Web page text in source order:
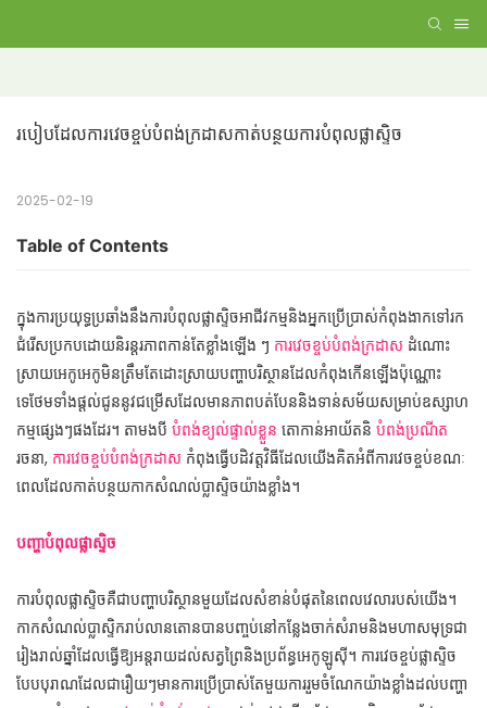
របៀបដែលការវេចខ្ចប់បំពង់ក្រដាសកាត់បន្ថយការបំពុលផ្លាស្ទិច
2025-02-19
Table of Contents
ក្នុងការប្រយុទ្ធប្រឆាំងនឹងការបំពុលផ្លាស្ទិចអាជីវកម្មនិងអ្នកប្រើប្រាស់កំពុងងាកទៅរក
ជំរើសប្រកបដោយនិរន្តរភាពកាន់តែខ្លាំងឡើង ៗ ការវេចខ្ចប់បំពង់ក្រដាស ដំណោះ
ស្រាយអេកូអេកូមិនត្រឹមតែដោះស្រាយបញ្ហាបរិស្ថានដែលកំពុងកើនឡើងប៉ុណ្ណោះ
ទេថែមទាំងផ្តល់ជូននូវជម្រើសដែលមានភាពបត់បែននិងទាន់សម័យសម្រាប់ឧស្សាហ
កម្មផ្សេងៗផងដែរ។ តាមងបី បំពង់ខ្យល់ផ្ទាល់ខ្លួន តោកាន់អាយ័តនិ បំពង់ប្រណីត
រចនា, ការវេចខ្ចប់បំពង់ក្រដាស កំពុងធ្វើបដិវត្តវិធីដែលយើងគិតអំពីការវេចខ្ចប់ខណៈ
ពេលដែលកាត់បន្ថយកាកសំណល់ប្លាស្ទិចយ៉ាងខ្លាំង។
បញ្ហាបំពុលផ្លាស្ទិច
ការបំពុលផ្លាស្ទិចគឺជាបញ្ហាបរិស្ថានមួយដែលសំខាន់បំផុតនៃពេលវេលារបស់យើង។
កាកសំណល់ប្លាស្ទិករាប់លានតោនបានបញ្ចប់នៅកន្លែងចាក់សំរាមនិងមហាសមុទ្រជា
រៀងរាល់ឆ្នាំដែលធ្វើឱ្យអន្តរាយដល់សត្វព្រៃនិងប្រព័ន្ធអេកូឡូស៊ី។ ការវេចខ្ចប់ផ្លាស្ទិច
បែបបុរាណដែលជារឿយៗមានការប្រើប្រាស់តែមួយការរួមចំណែកយ៉ាងខ្លាំងដល់បញ្ហា